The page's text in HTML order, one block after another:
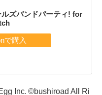
ズバンドパーティ! for
Inc. ©bushiroad All Ri